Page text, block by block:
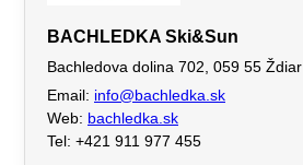
BACHLEDKA Ski&Sun
Bachledova dolina 702, 059 55 Ždiar
Email: info@bachledka.sk
Web: bachledka.sk
Tel: +421 911 977 455